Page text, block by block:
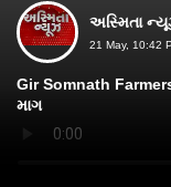
અસ્મિતા
21 May, 10:42
Gir Somnath
માગ